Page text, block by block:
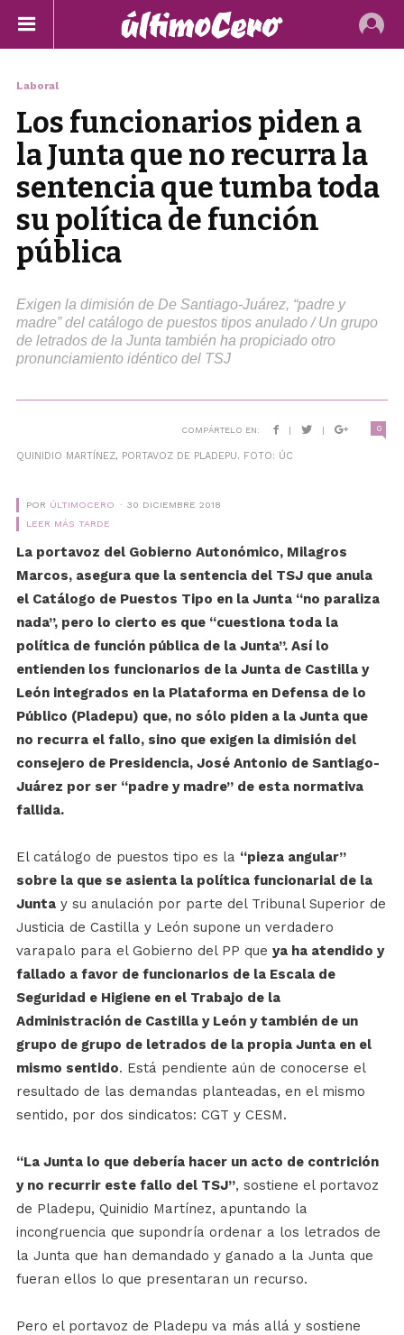
Laboral
Los funcionarios piden a
la Junta que no recurra la
sentencia que tumba toda
su política de función
pública
Exigen la dimisión de De Santiago-Juárez, “padre y
madre” del catálogo de puestos tipos anulado / Un grupo
de letrados de la Junta también ha propiciado otro
pronunciamiento idéntico del TSJ
COMPÁRTELO EN: | | 0
QUINIDIO MARTÍNEZ, PORTAVOZ DE PLADEPU. FOTO: ÚC
POR ÚLTIMOCERO
30 DICIEMBRE 2018
LEER MÁS TARDE
La portavoz del Gobierno Autonómico, Milagros
Marcos, asegura que la sentencia del TSJ que anula
el Catálogo de Puestos Tipo en la Junta “no paraliza
nada”, pero lo cierto es que “cuestiona toda la
política de función pública de la Junta”. Así lo
entienden los funcionarios de la Junta de Castilla y
León integrados en la Plataforma en Defensa de lo
Público (Pladepu) que, no sólo piden a la Junta que
no recurra el fallo, sino que exigen la dimisión del
consejero de Presidencia, José Antonio de Santiago-
Juárez por ser “padre y madre” de esta normativa
fallida.
El catálogo de puestos tipo es la “pieza angular”
sobre la que se asienta la política funcionarial de la
Juntay su anulación por parte del Tribunal Superior de
Justicia de Castilla y León supone un verdadero
varapalo para el Gobierno del PP que ya ha atendido y
fallado a favor de funcionarios de la Escala de
Seguridad e Higiene en el Trabajo de la
Administración de Castilla y León y también de un
grupo de grupo de letrados de la propia Junta en el
mismo sentido. Está pendiente aún de conocerse el
resultado de las demandas planteadas, en el mismo
sentido, por dos sindicatos: CGT y CESM.
“La Junta lo que debería hacer un acto de contrición
y no recurrir este fallo del TSJ”, sostiene el portavoz
de Pladepu, Quinidio Martínez, apuntando la
incongruencia que supondría ordenar a los letrados de
la Junta que han demandado y ganado a la Junta que
fueran ellos lo que presentaran un recurso.
Pero el portavoz de Pladepu va más allá y sostiene